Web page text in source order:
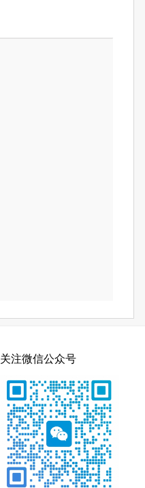
关注微信公众号